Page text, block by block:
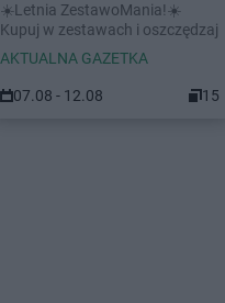
☀️Letnia ZestawoMania!☀️
Kupuj w zestawach i oszczędzaj
AKTUALNA GAZETKA
07.08 - 12.08 15